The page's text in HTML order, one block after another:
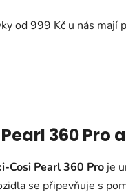
od 999 Kč u nás mají
360 Pro
Cosi Pearl 360 Pro je
se připevňuje s